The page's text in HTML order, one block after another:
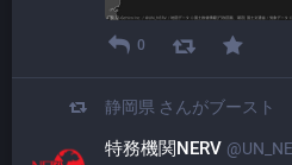
0
静岡県 さんがブースト
特務機関NERV